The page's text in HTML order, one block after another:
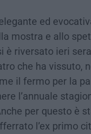
ed
mostra e allo
è riversato ieri
che ha vissuto,
il fermo per la
l’annuale
per questo è
l’ex primo